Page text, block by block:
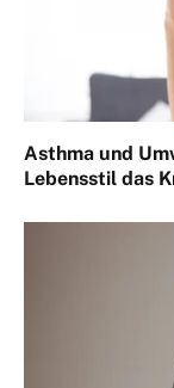
Asthma und
Lebensstil das